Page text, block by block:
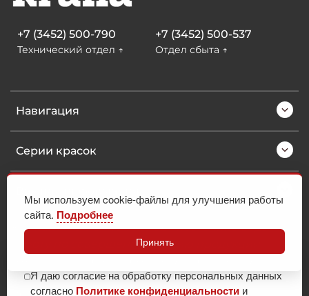
Навигация
Серии красок
+7 (3452) 500-790
Технический отдел ↑
+7 (3452) 500-537
Отдел сбыта ↑
Компания ООО «Тех-Колор» постоянно ведет
работу по совершенствованию продукции,
Сохраняет за собой право обновления данных о
Я даю согласие на обработку персональных данных
согласно Политике конфиденциальностии
Мы используем cookie-файлы для улучшения работы
сайта. Подробнее
Принять